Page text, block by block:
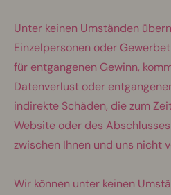
Unter keinen Umständen
Einzelpersonen oder
für entgangenen Gewinn,
Datenverlust oder
indirekte Schäden, die zum
Website oder des
zwischen Ihnen und uns nicht
Wir können unter keinen